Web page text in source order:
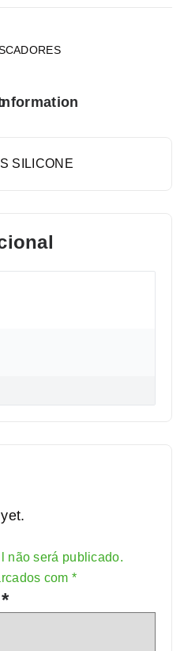
SILICONE
não será publicado.
com *
*